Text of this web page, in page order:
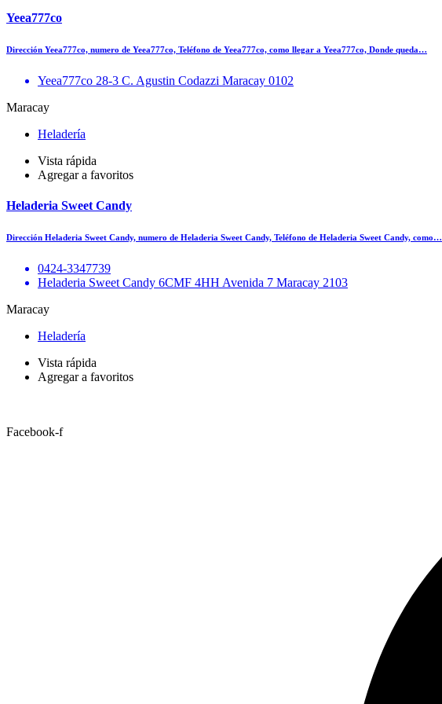
Yeea777co
Dirección Yeea777co, numero de Yeea777co, Teléfono de Yeea777co, como llegar a Yeea777co, Donde queda…
Yeea777co 28-3 C. Agustin Codazzi Maracay 0102
Maracay
Heladería
Vista rápida
Agregar a favoritos
Heladeria Sweet Candy
Dirección Heladeria Sweet Candy, numero de Heladeria Sweet Candy, Teléfono de Heladeria Sweet Candy, como…
0424-3347739
Heladeria Sweet Candy 6CMF 4HH Avenida 7 Maracay 2103
Maracay
Heladería
Vista rápida
Agregar a favoritos
Facebook-f